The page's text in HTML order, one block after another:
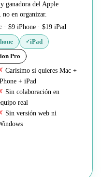
ganadora del Apple
no en organizar.
· $9 iPhone · $19 iPad
✓iPad
Pro
Carísimo si quieres Mac +
+ iPad
Sin colaboración en
real
Sin versión web ni